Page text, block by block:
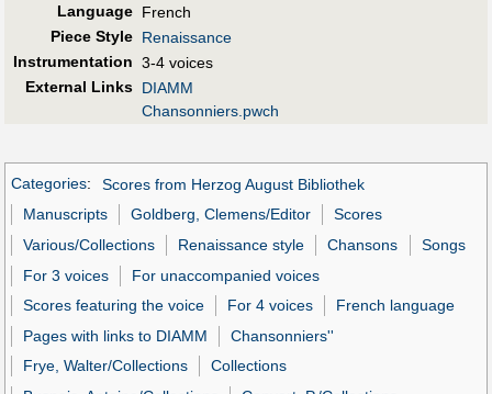
Language French
Piece Style Renaissance
Instrumentation 3-4 voices
External Links DIAMM
Chansonniers.pwch
Categories:
Scores from Herzog August Bibliothek
Manuscripts
Goldberg, Clemens/Editor
Scores
Various/Collections
Renaissance style Chansons
Songs
For 3 voices
For unaccompanied voices
Scores featuring the voice
For 4 voices
French language
Pages with links to DIAMM
Chansonniers''
Frye, Walter/Collections
Collections